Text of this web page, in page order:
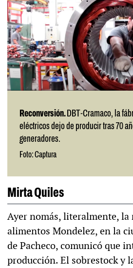
Reconversión. DBT-Cramaco, la
eléctricos dejo de producir tras 70
generadores.
Foto: Captura
Mirta Quiles
Ayer nomás, literalmente,
alimentos Mondelez, en la
de Pacheco, comunicó que
producción. El sobrestock y